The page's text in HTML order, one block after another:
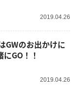
2019.04.26
GWのお出かけに
GO！！
2019.04.26